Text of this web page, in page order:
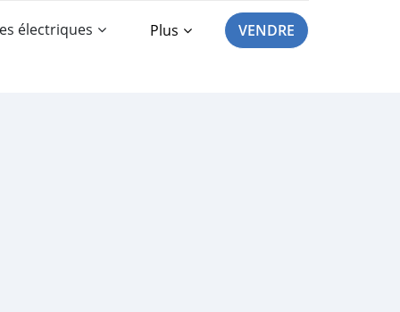
électriques Plus VENDRE